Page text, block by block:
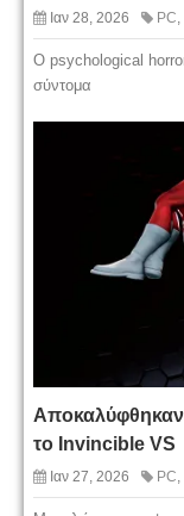
Ιαν 28, 2026 PC,
Ο psychological
σύντομα
Αποκαλύφθηκαν
το Invincible VS
Ιαν 27, 2026 PC,